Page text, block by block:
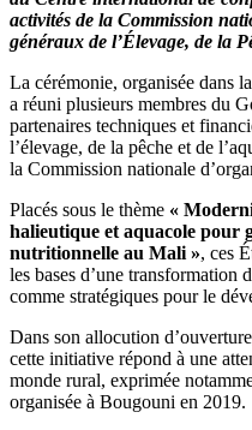
activités de la Commission
généraux de l’Élevage, de la
La cérémonie, organisée dans
a réuni plusieurs membres du
partenaires techniques et
l’élevage, de la pêche et de
la Commission nationale
Placés sous le thème «
halieutique et aquacole pour
nutritionnelle au Mali », ces
les bases d’une transformation
comme stratégiques pour le
Dans son allocution
cette initiative répond à une
monde rural, exprimée
organisée à Bougouni en 2019.